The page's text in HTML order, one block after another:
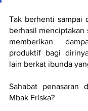
Tak berhenti sampai
berhasil menciptakan
memberikan
produktif bagi
lain berkat ibunda
Sahabat penasaran
Mbak Friska?